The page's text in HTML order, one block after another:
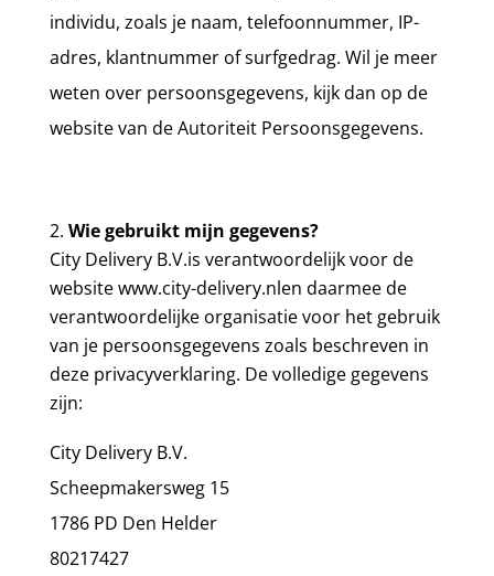
individu, zoals je naam, telefoonnummer, IP-
adres, klantnummer of surfgedrag. Wil je meer
weten over persoonsgegevens, kijk dan op de
website van de Autoriteit Persoonsgegevens.
Wie gebruikt mijn gegevens?
City Delivery B.V.is verantwoordelijk voor de
websitewww.city-delivery.nlen daarmee de
verantwoordelijke organisatievoor het gebruik
van je persoonsgegevens zoals beschreven in
deze privacyverklaring. De volledige gegevens
zijn:
City Delivery B.V.
Scheepmakersweg 15
1786 PD Den Helder
80217427